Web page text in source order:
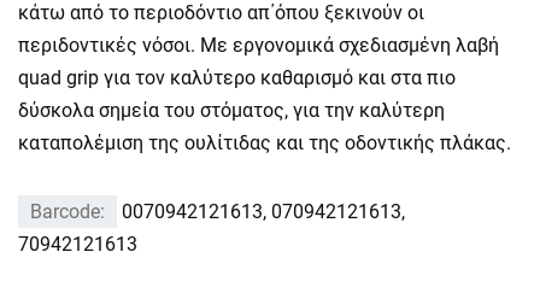
κάτω από το περιοδόντιο απ΄όπου ξεκινούν οι
περιδοντικές νόσοι. Με εργονομικά σχεδιασμένη λαβή
quad grip για τον καλύτερο καθαρισμό και στα πιο
δύσκολα σημεία του στόματος, για την καλύτερη
καταπολέμιση της ουλίτιδας και της οδοντικής πλάκας.
Barcode:
0070942121613, 070942121613,
70942121613